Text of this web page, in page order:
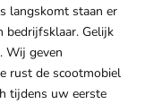
langskomt staan er
bedrijfsklaar. Gelijk
Wij geven
rust de scootmobiel
tijdens uw eerste